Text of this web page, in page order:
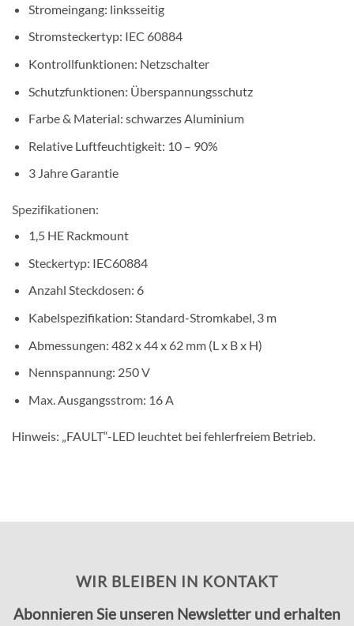
Stromeingang: linksseitig
Stromsteckertyp: IEC 60884
Kontrollfunktionen: Netzschalter
Schutzfunktionen: Überspannungsschutz
Farbe & Material: schwarzes Aluminium
Relative Luftfeuchtigkeit: 10 – 90%
3 Jahre Garantie
Spezifikationen:
1,5 HE Rackmount
Steckertyp: IEC60884
Anzahl Steckdosen: 6
Kabelspezifikation: Standard-Stromkabel, 3 m
Abmessungen: 482 x 44 x 62 mm (L x B x H)
Nennspannung: 250 V
Max. Ausgangsstrom: 16 A
Hinweis: „FAULT“-LED leuchtet bei fehlerfreiem Betrieb.
WIR BLEIBEN IN KONTAKT
Abonnieren Sie unseren Newsletter und erhalten